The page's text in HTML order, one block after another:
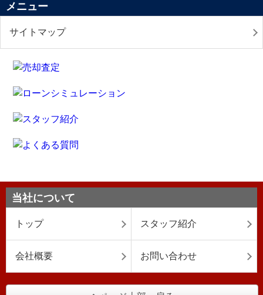
メニュー
サイトマップ
当社について
トップ スタッフ紹介
会社概要 お問い合わせ